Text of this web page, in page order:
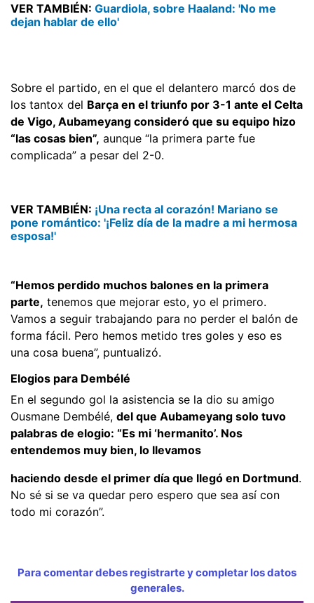
VER TAMBIÉN: Guardiola, sobre Haaland: 'No me
dejan hablar de ello'
Sobre el partido, en el que el delantero marcó dos de
los tantox del Barça en el triunfo por 3-1 ante el Celta
de Vigo, Aubameyang consideró que su equipo hizo
“las cosas bien”, aunque “la primera parte fue
complicada” a pesar del 2-0.
VER TAMBIÉN: ¡Una recta al corazón! Mariano se
pone romántico: '¡Feliz día de la madre a mi hermosa
esposa!'
“Hemos perdido muchos balones en la primera
parte, tenemos que mejorar esto, yo el primero.
Vamos a seguir trabajando para no perder el balón de
forma fácil. Pero hemos metido tres goles y eso es
una cosa buena”, puntualizó.
Elogios para Dembélé
En el segundo gol la asistencia se la dio su amigo
Ousmane Dembélé, del que Aubameyang solo tuvo
palabras de elogio: “Es mi ‘hermanito’. Nos
entendemos muy bien, lo llevamos
haciendo desde el primer día que llegó en Dortmund.
No sé si se va quedar pero espero que sea así con
todo mi corazón”.
Para comentar debes registrarte y completar los datos
generales.